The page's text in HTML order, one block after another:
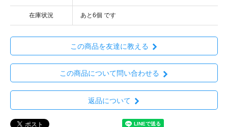
在庫状況 あと6個 です
この商品を友達に教える
この商品について問い合わせる
返品について